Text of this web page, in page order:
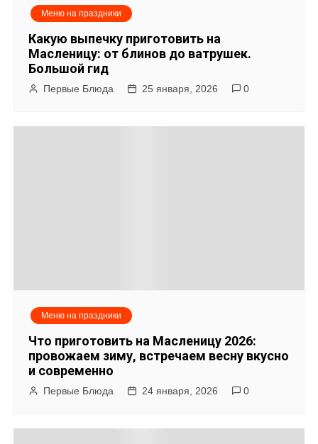
а
Меню на праздники
Какую выпечку приготовить на
Масленицу: от блинов до ватрушек.
Большой гид
Первые Блюда 25 января, 2026 0
Меню на праздники
Что приготовить на Масленицу 2026:
провожаем зиму, встречаем весну вкусно
и современно
Первые Блюда 24 января, 2026 0